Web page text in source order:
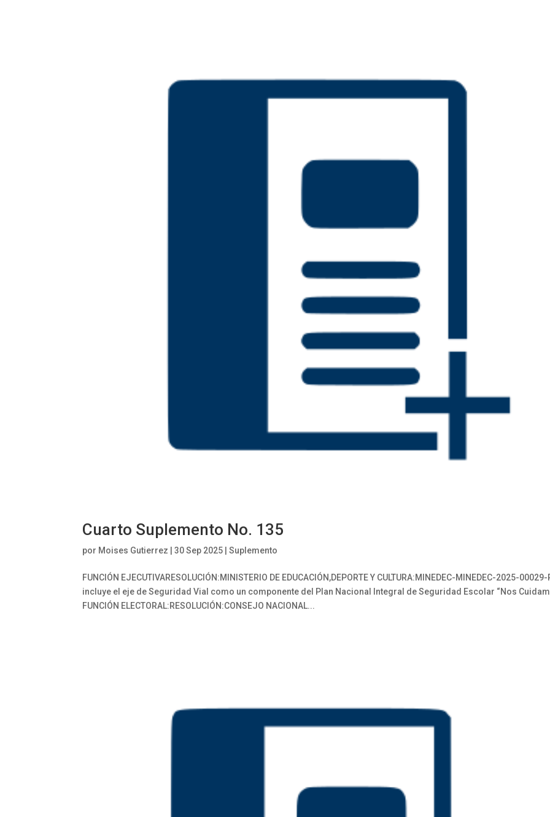
Cuarto Suplemento No. 135
por Moises Gutierrez |30 Sep 2025 |Suplemento
FUNCIÓN EJECUTIVARESOLUCIÓN:MINISTERIO DE EDUCACIÓN,DEPORTE Y CULTURA:MINEDEC-MINEDEC-2025-00029-
incluye el eje de Seguridad Vial como un componente del Plan Nacional Integral de Seguridad Escolar “Nos
FUNCIÓN ELECTORAL:RESOLUCIÓN:CONSEJO NACIONAL...